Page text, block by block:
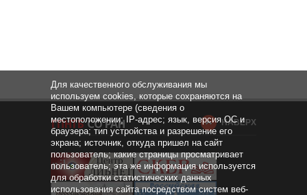
НАВЕРХ
Для качественного обслуживания мы
используем cookies, которые сохраняются на
Вашем компьютере (сведения о
местоположении; IP-адрес; язык, версия ОС и
браузера; тип устройства и разрешение его
экрана; источник, откуда пришел на сайт
пользователь; какие страницы просматривает
пользователь; эта же информация используется
для обработки статистических данных
использования сайта посредством систем веб-